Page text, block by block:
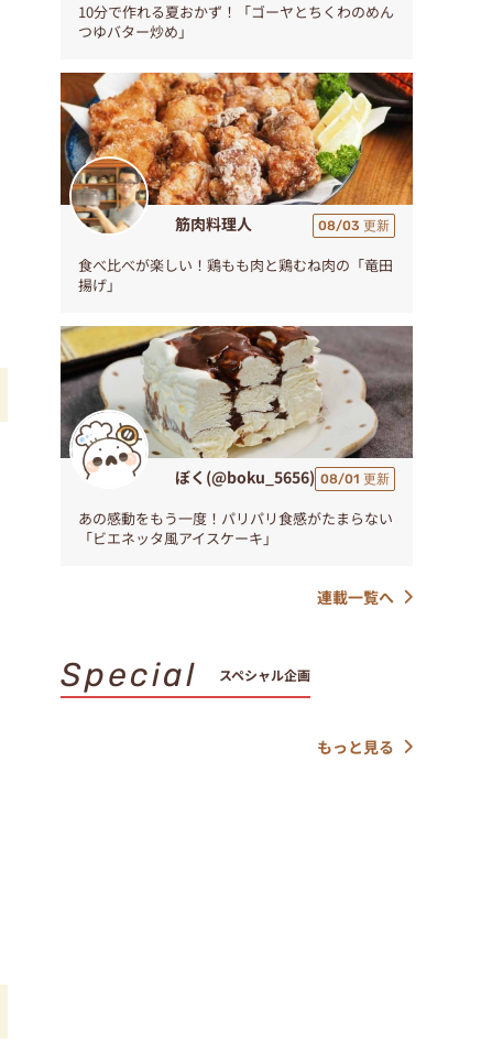
10分で作れる夏おかず！「ゴーヤとちくわのめん
つゆバター炒め」
筋肉料理人 08/03 更新
食べ比べが楽しい！鶏もも肉と鶏むね肉の「竜田
揚げ」
ぼく(@boku_5656) 08/01 更新
あの感動をもう一度！パリパリ食感がたまらない
「ビエネッタ風アイスケーキ」
連載一覧へ
Special スペシャル企画
もっと見る